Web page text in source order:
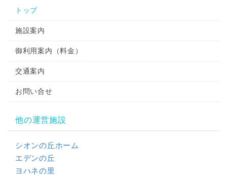
トップ
施設案内
御利用案内（料金）
交通案内
お問い合せ
他の運営施設
シオンの丘ホーム
エデンの丘
ヨハネの里